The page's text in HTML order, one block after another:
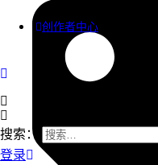
创作者中心
搜索：
登录